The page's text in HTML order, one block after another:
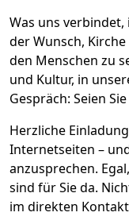
Was uns
der Wunsch,
den Menschen zu
und Kultur, in
Gespräch: Seien
Herzliche
Internetseiten –
anzusprechen.
sind für Sie da.
im direkten